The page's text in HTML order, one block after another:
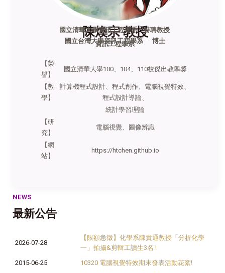
陳煥宗 教授
資訊工程學系
國立清華大學資訊工程學系 特聘教授
國立台灣大學資訊工程學系 博士
【榮
譽】
國立清華大學100、104、110校傑出教學獎
【教
學】
計算機程式設計、程式創作、電腦視覺特效、
程式設計導論、
統計學習理論
【研
究】
電腦視覺、圖像辨識
【網
站】
https://htchen.github.io
NEWS
最新公告
2026-07-28
【限額急徵】化學系陳貴通教授「分析化學
一」拍攝&剪輯工讀生3名 !
2015-06-25
10320 電腦視覺特效期末發表活動花絮!